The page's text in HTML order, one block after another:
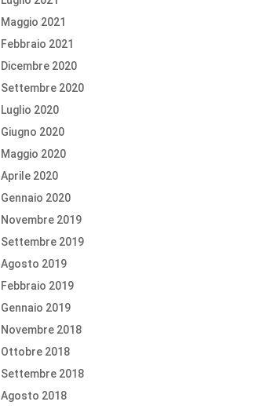
Maggio 2021
Febbraio 2021
Dicembre 2020
Settembre 2020
Luglio 2020
Giugno 2020
Maggio 2020
Aprile 2020
Gennaio 2020
Novembre 2019
Settembre 2019
Agosto 2019
Febbraio 2019
Gennaio 2019
Novembre 2018
Ottobre 2018
Settembre 2018
Agosto 2018